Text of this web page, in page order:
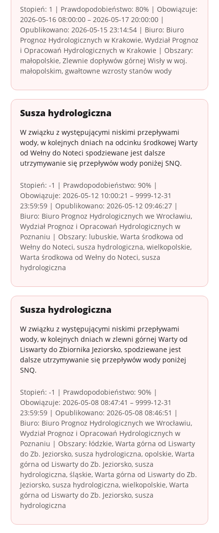
Stopień: 1 | Prawdopodobieństwo: 80% | Obowiązuje:
2026-05-16 08:00:00 – 2026-05-17 20:00:00 |
Opublikowano: 2026-05-15 23:14:54 | Biuro: Biuro
Prognoz Hydrologicznych w Krakowie, Wydział Prognoz
i Opracowań Hydrologicznych w Krakowie | Obszary:
małopolskie, Zlewnie dopływów górnej Wisły w woj.
małopolskim, gwałtowne wzrosty stanów wody
Susza hydrologiczna
W związku z występującymi niskimi przepływami
wody, w kolejnych dniach na odcinku środkowej Warty
od Wełny do Noteci spodziewane jest dalsze
utrzymywanie się przepływów wody poniżej SNQ.
Stopień: -1 | Prawdopodobieństwo: 90% |
Obowiązuje: 2026-05-12 10:00:21 – 9999-12-31
23:59:59 | Opublikowano: 2026-05-12 09:46:27 |
Biuro: Biuro Prognoz Hydrologicznych we Wrocławiu,
Wydział Prognoz i Opracowań Hydrologicznych w
Poznaniu | Obszary: lubuskie, Warta środkowa od
Wełny do Noteci, susza hydrologiczna, wielkopolskie,
Warta środkowa od Wełny do Noteci, susza
hydrologiczna
Susza hydrologiczna
W związku z występującymi niskimi przepływami
wody, w kolejnych dniach w zlewni górnej Warty od
Liswarty do Zbiornika Jeziorsko, spodziewane jest
dalsze utrzymywanie się przepływów wody poniżej
SNQ.
Stopień: -1 | Prawdopodobieństwo: 90% |
Obowiązuje: 2026-05-08 08:47:41 – 9999-12-31
23:59:59 | Opublikowano: 2026-05-08 08:46:51 |
Biuro: Biuro Prognoz Hydrologicznych we Wrocławiu,
Wydział Prognoz i Opracowań Hydrologicznych w
Poznaniu | Obszary: łódzkie, Warta górna od Liswarty
do Zb. Jeziorsko, susza hydrologiczna, opolskie, Warta
górna od Liswarty do Zb. Jeziorsko, susza
hydrologiczna, śląskie, Warta górna od Liswarty do Zb.
Jeziorsko, susza hydrologiczna, wielkopolskie, Warta
górna od Liswarty do Zb. Jeziorsko, susza
hydrologiczna